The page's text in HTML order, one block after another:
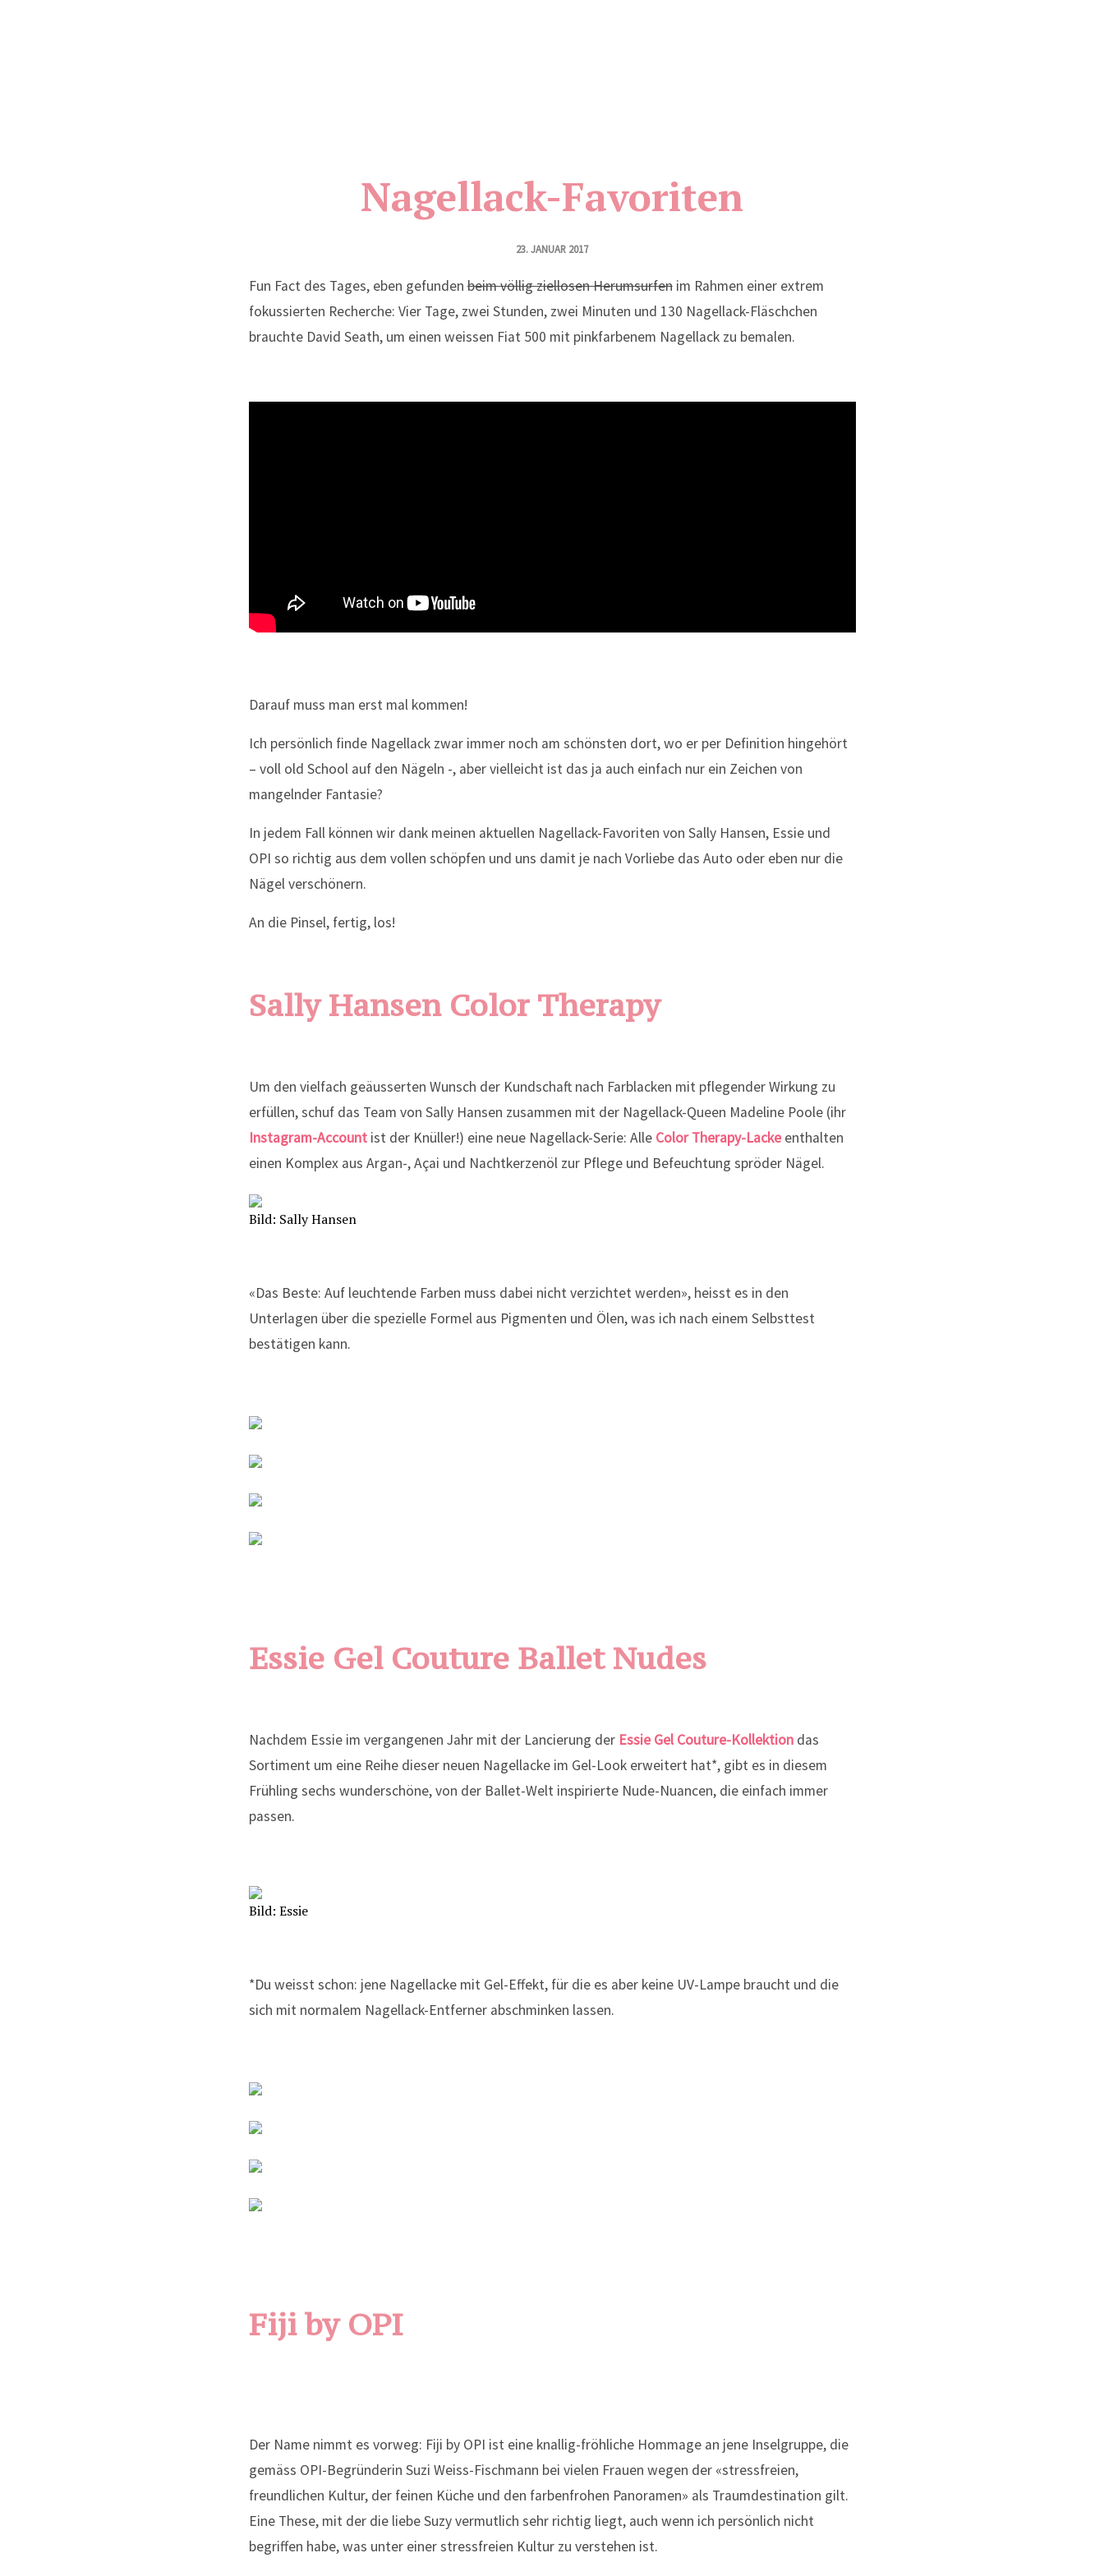
Nagellack-Favoriten
23. JANUAR 2017
Fun Fact des Tages, eben gefundenbeim völlig ziellosen Herumsurfenim Rahmen einer extrem
fokussierten Recherche: Vier Tage, zwei Stunden, zwei Minuten und 130 Nagellack-Fläschchen
brauchte David Seath, um einen weissen Fiat 500 mit pinkfarbenem Nagellack zu bemalen.
Darauf muss man erst mal kommen!
Ich persönlich finde Nagellack zwar immer noch am schönsten dort, wo er per Definition hingehört
– voll old School auf den Nägeln -, aber vielleicht ist das ja auch einfach nur ein Zeichen von
mangelnder Fantasie?
In jedem Fall können wir dank meinen aktuellen Nagellack-Favoriten von Sally Hansen, Essie und
OPI so richtig aus dem vollen schöpfen und uns damit je nach Vorliebe das Auto oder eben nur die
Nägel verschönern.
An die Pinsel, fertig, los!
Sally Hansen Color Therapy
Um den vielfach geäusserten Wunsch der Kundschaft nach Farblacken mit pflegender Wirkung zu
erfüllen, schuf das Team von Sally Hansen zusammen mit der Nagellack-Queen Madeline Poole (ihr
Instagram-Account ist der Knüller!) eine neue Nagellack-Serie: Alle Color Therapy-Lackeenthalten
einen Komplex aus Argan-, Açai und Nachtkerzenöl zur Pflege und Befeuchtung spröder Nägel.
Bild: Sally Hansen
«Das Beste: Auf leuchtende Farben muss dabei nicht verzichtet werden», heisst es in den
Unterlagen über die spezielle Formel aus Pigmenten und Ölen, was ich nach einem Selbsttest
bestätigen kann.
Essie Gel Couture Ballet Nudes
Nachdem Essie im vergangenen Jahr mit der Lancierung der Essie Gel Couture-Kollektiondas
Sortiment um eine Reihe dieser neuen Nagellacke im Gel-Look erweitert hat*, gibt es in diesem
Frühling sechs wunderschöne, von der Ballet-Welt inspirierte Nude-Nuancen, die einfach immer
passen.
Bild: Essie
*Du weisst schon: jene Nagellacke mit Gel-Effekt, für die es aber keine UV-Lampe braucht und die
sich mit normalem Nagellack-Entferner abschminken lassen.
Fiji by OPI
Der Name nimmt es vorweg: Fiji by OPI ist eine knallig-fröhliche Hommage an jene Inselgruppe, die
gemäss OPI-Begründerin Suzi Weiss-Fischmann bei vielen Frauen wegen der «stressfreien,
freundlichen Kultur, der feinen Küche und den farbenfrohen Panoramen» als Traumdestination gilt.
Eine These, mit der die liebe Suzy vermutlich sehr richtig liegt, auch wenn ich persönlich nicht
begriffen habe, was unter einer stressfreien Kultur zu verstehen ist.